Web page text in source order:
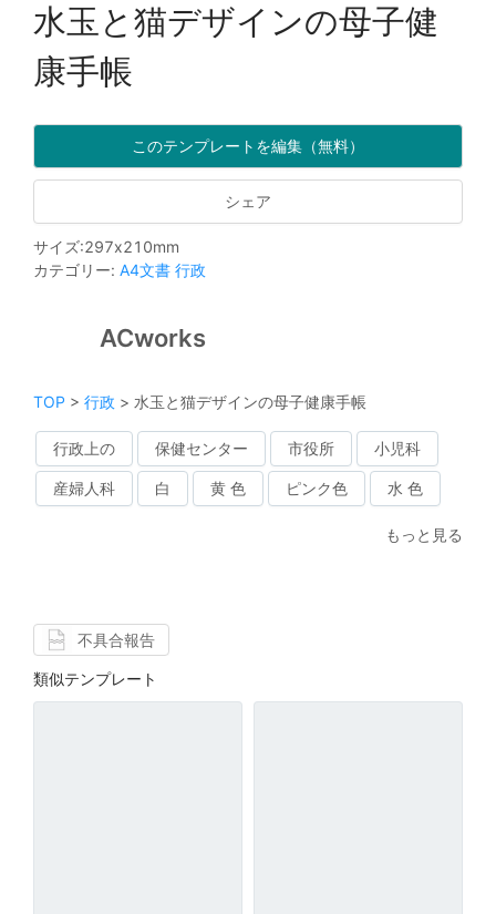
水玉と猫デザインの母子健
康手帳
このテンプレートを編集（無料）
シェア
サイズ:297x210mm
カテゴリー: A4文書 行政
ACworks
TOP > 行政 > 水玉と猫デザインの母子健康手帳
行政上の 保健センター 市役所 小児科
産婦人科 白 黄 色 ピンク色 水 色
もっと見る
不具合報告
類似テンプレート